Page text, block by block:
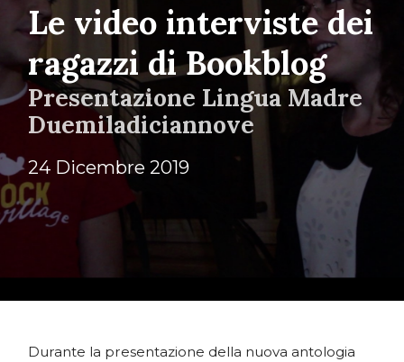
Le video interviste dei
ragazzi di Bookblog
Presentazione Lingua Madre
Duemiladiciannove
24 Dicembre 2019
Durante la presentazione della nuova antologia